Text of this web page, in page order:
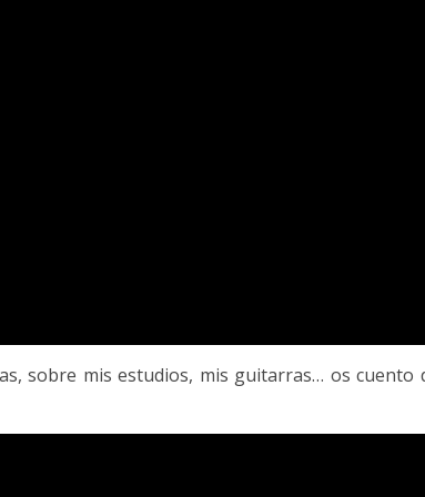
sobre mis estudios, mis guitarras… os cuento